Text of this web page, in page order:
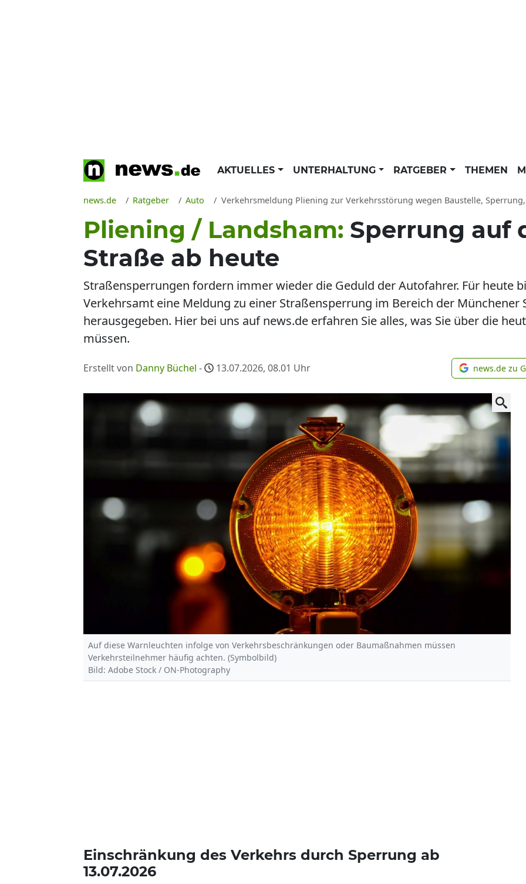
AKTUELLES UNTERHALTUNG RATGEBER THEMEN
news.de Ratgeber Auto Verkehrsmeldung Pliening zur Verkehrsstörung wegen Baustelle, Sperrung, Einschränkung von 13.07.2026 bis 24.07.2026: Beschränkungen
Pliening / Landsham: Sperrung auf
Straße ab heute
Straßensperrungen fordern immer wieder die Geduld der Autofahrer. Für heute
Verkehrsamt eine Meldung zu einer Straßensperrung im Bereich der Münchener
herausgegeben. Hier bei uns auf news.de erfahren Sie alles, was Sie über die
müssen.
Erstellt von Danny Büchel - 13.07.2026, 08.01 Uhr news.de zu
Auf diese Warnleuchten infolge von Verkehrsbeschränkungen oder Baumaßnahmen müssen
Verkehrsteilnehmer häufig achten. (Symbolbild)
Bild: Adobe Stock / ON-Photography
Einschränkung des Verkehrs durch Sperrung ab
13.07.2026